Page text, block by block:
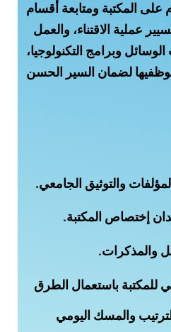
على المكتبة ومتابعة أقسام
عملية الاقتناء، والعمل
وبرامج التكنولوجيا،
لضمان السير الحسن
والتوثيق الجامعي.
إختصاص المكتبة.
والمذكرات.
للمكتبة باستعمال الطرق
والمسك اليومي